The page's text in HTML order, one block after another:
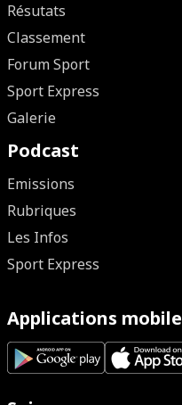
Résutats
Classement
Forum Sport
Sport Express
Galerie
Podcast
Emissions
Rubriques
Les Infos
Sport Express
Applications mobile